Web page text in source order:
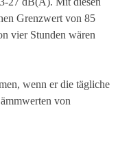
Grenzwert von 85
vier Stunden wären
wenn er die tägliche
von